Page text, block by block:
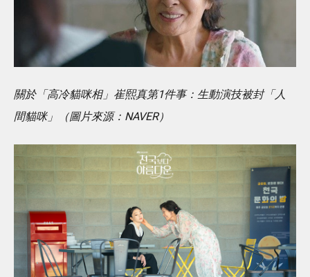
關於「高冷貓咪相」崔熙真第1件事：生動演技被封「人
間貓咪」（圖片來源：NAVER）